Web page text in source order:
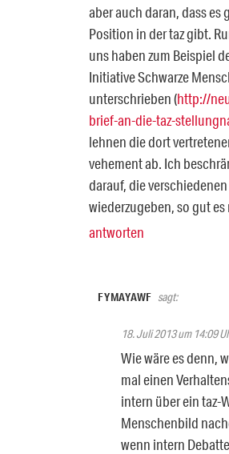
aber auch daran, dass
Position in der taz gibt.
uns haben zum Beispiel
Initiative Schwarze
unterschrieben (http://
brief-an-die-taz-
lehnen die dort
vehement ab. Ich
darauf, die
wiederzugeben, so gut
antworten
FYMAYAWF sagt:
18. Juli 2013 um 14:09
Wie wäre es denn,
mal einen
intern über ein taz-
Menschenbild
wenn intern